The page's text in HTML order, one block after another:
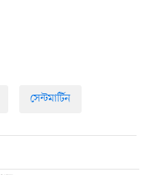
সেন্টমার্টিন